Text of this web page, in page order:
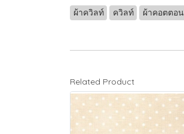
ผ้าควิลท์ ควิลท์ ผ้าคอตตอน
Related Product